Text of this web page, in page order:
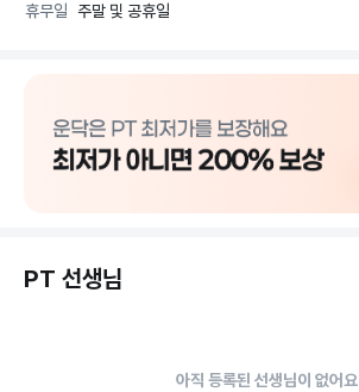
휴무일 주말 및 공휴일
PT 선생님
아직 등록된 선생님이 없어요